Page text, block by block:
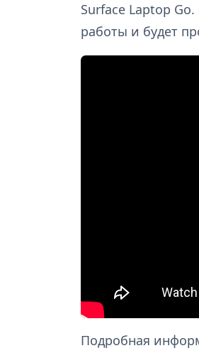
Surface Laptop
работы и будет
Подробная